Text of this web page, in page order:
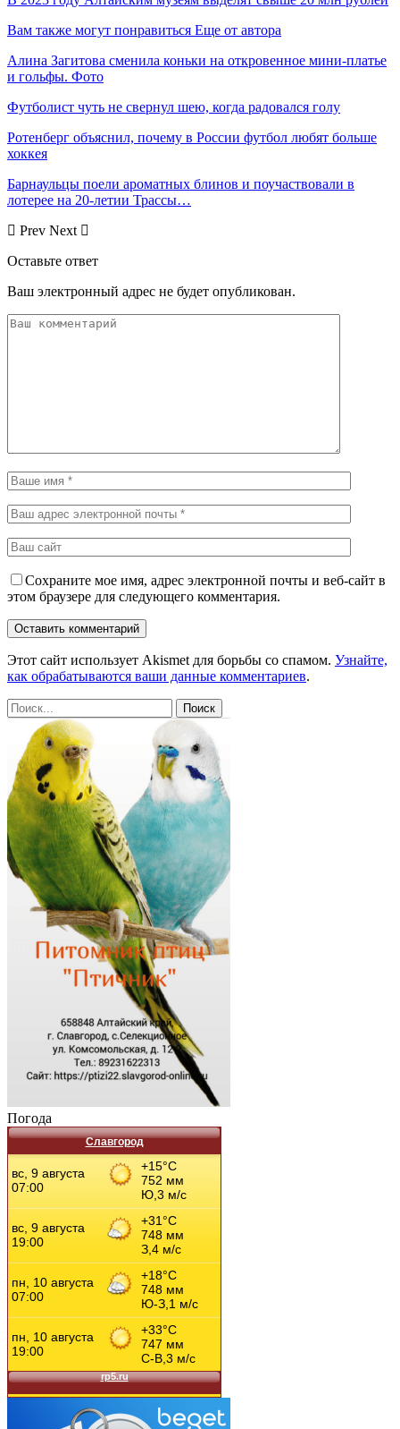
Вам также могут понравиться Еще от автора
Алина Загитова сменила коньки на откровенное мини-платье
и гольфы. Фото
Футболист чуть не свернул шею, когда радовался голу
Ротенберг объяснил, почему в России футбол любят больше
хоккея
Барнаульцы поели ароматных блинов и поучаствовали в
лотерее на 20-летии Трассы…
Prev Next
Оставьте ответ
Ваш электронный адрес не будет опубликован.
Сохраните мое имя, адрес электронной почты и веб-сайт в
этом браузере для следующего комментария.
Этот сайт использует Akismet для борьбы со спамом. Узнайте,
как обрабатываются ваши данные комментариев.
Погода
Славгород